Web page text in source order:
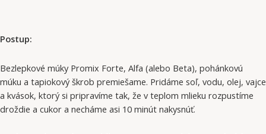
Postup:
Bezlepkové múky Promix Forte, Alfa (alebo Beta), pohánkovú
múku a tapiokový škrob premiešame. Pridáme soľ, vodu, olej, vajce
a kvások, ktorý si pripravíme tak, že v teplom mlieku rozpustíme
droždie a cukor a necháme asi 10 minút nakysnúť.